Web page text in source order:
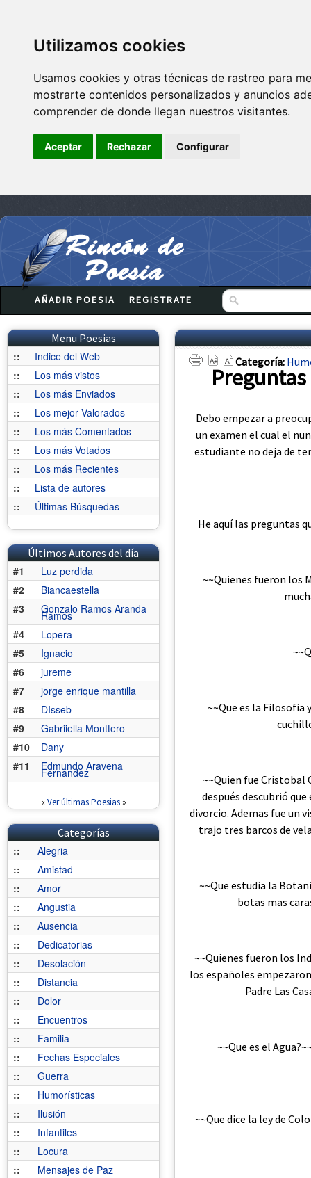
Utilizamos cookies
Usamos cookies y otras técnicas de rastreo para
mostrarte contenidos personalizados y anuncios
comprender de donde llegan nuestros visitantes.
Aceptar Rechazar Configurar
AÑADIR POESIA REGISTRATE
Menu Poesias
::
Indice del Web
::
Los más vistos
::
Los más Enviados
::
Los mejor Valorados
::
Los más Comentados
::
Los más Votados
::
Los más Recientes
::
Lista de autores
::
Últimas Búsquedas
Últimos Autores del día
#1
Luz perdida
#2
Biancaestella
#3
Gonzalo Ramos Aranda
Ramos
#4
Lopera
#5
Ignacio
#6
jureme
#7
jorge enrique mantilla
#8
DIsseb
#9
Gabriiella Monttero
#10
Dany
#11
Edmundo Aravena
Fernández
« Ver últimas Poesias»
Categorías
::
Alegria
::
Amistad
::
Amor
::
Angustia
::
Ausencia
::
Dedicatorias
::
Desolación
::
Distancia
::
Dolor
::
Encuentros
::
Familia
::
Fechas Especiales
::
Guerra
::
Humorísticas
::
Ilusión
::
Infantiles
::
Locura
::
Mensajes de Paz
Categoría:
Debo empezar a
un examen el cual el
estudiante no deja de
He aquí las preguntas
~~Quienes fueron los
~~Que es la Filosofia
~~Quien fue Cristobal
después descubrió
divorcio. Ademas fue un
trajo tres barcos de
~~Que estudia la
botas mas
~~Quienes fueron los
los españoles
Padre Las
~~Que es el
~~Que dice la ley de